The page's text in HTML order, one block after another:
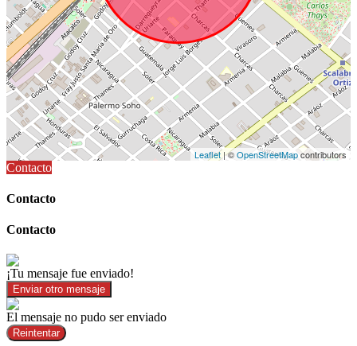
Leaflet| ©OpenStreetMapcontributors
Contacto
Contacto
Contacto
¡Tu mensaje fue enviado!
Enviar otro mensaje
El mensaje no pudo ser enviado
Reintentar